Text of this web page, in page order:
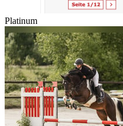
Platinum